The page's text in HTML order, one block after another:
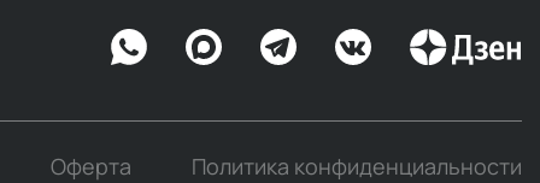
Оферта Политика конфиденциальности